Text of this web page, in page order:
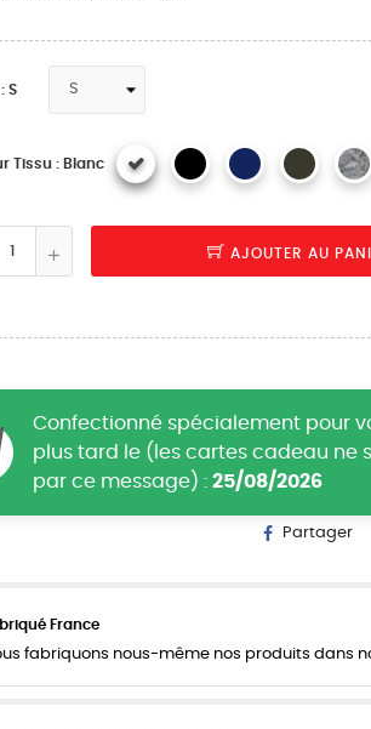
S
Tissu : Blanc
AJOUTER AU
Confectionné spécialement pour
plus tard le (les cartes cadeau ne
par ce message) : 25/08/2026
Partager
France
fabriquons nous-même nos produits dans